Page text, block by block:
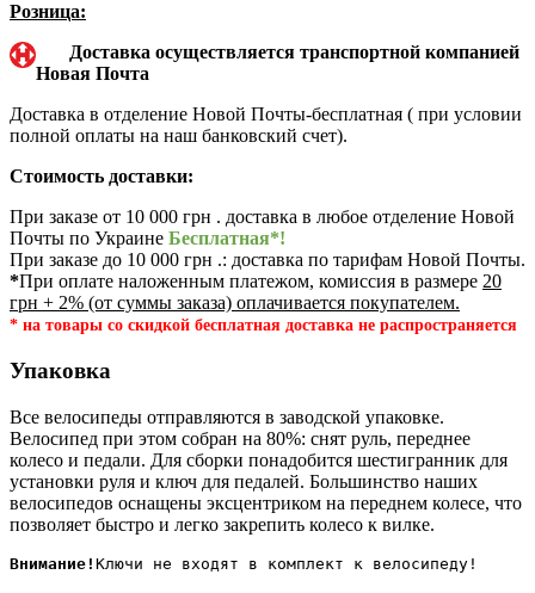
Розница:
Доставка осуществляется транспортной компанией
Новая Почта
Доставка в отделение Новой Почты-бесплатная ( при условии
полной оплаты на наш банковский счет).
Стоимость доставки:
При заказе от 10 000 грн . доставка в любое отделение Новой
Почты по Украине Бесплатная*!
При заказе до 10 000 грн .: доставка по тарифам Новой Почты.
*При оплате наложенным платежом, комиссия в размере 20
грн + 2% (от суммы заказа) оплачивается покупателем.
* на товары со скидкой бесплатная доставка не распространяется
Упаковка
Все велосипеды отправляются в заводской упаковке.
Велосипед при этом собран на 80%: снят руль, переднее
колесо и педали. Для сборки понадобится шестигранник для
установки руля и ключ для педалей. Большинство наших
велосипедов оснащены эксцентриком на переднем колесе, что
позволяет быстро и легко закрепить колесо к вилке.
Внимание!